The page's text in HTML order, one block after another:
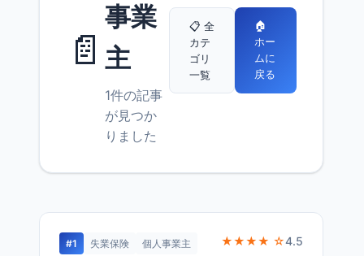
📄
事業
主
1件の記事
が見つか
りました
📋 全
カテ
ゴリ
一覧
🏠
ホー
ムに
戻る
#1 失業保険 個人事業主 ★★★★ ☆4.5